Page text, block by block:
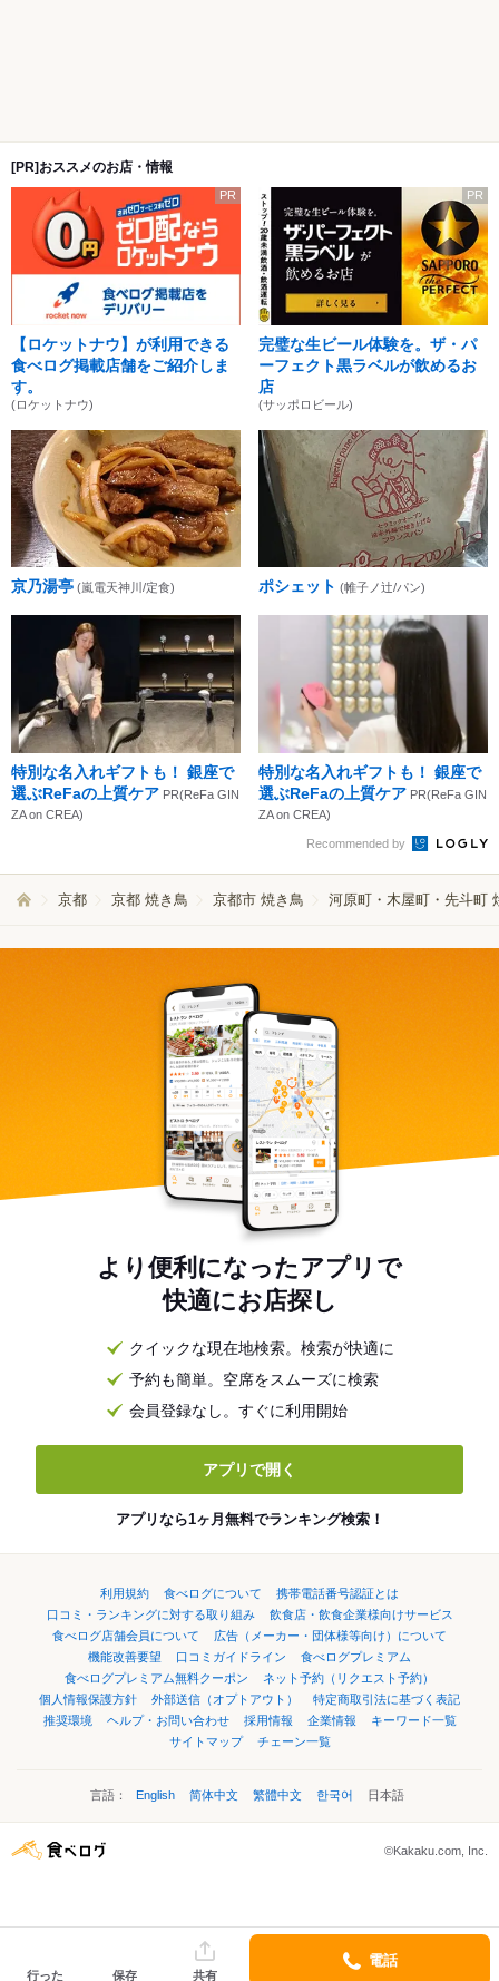
[PR]おススメのお店・情報
PR
【ロケットナウ】が利用できる
食べログ掲載店舗をご紹介しま
す。
(ロケットナウ)
PR
完璧な生ビール体験を。ザ・パ
ーフェクト黒ラベルが飲めるお
店
(サッポロビール)
京乃湯亭 (嵐電天神川/定食) ポシェット (帷子ノ辻/パン)
特別な名入れギフトも！ 銀座で
選ぶReFaの上質ケア PR(ReFa GIN
ZA on CREA)
特別な名入れギフトも！ 銀座で
選ぶReFaの上質ケア PR(ReFa GIN
ZA on CREA)
Recommended by
京都 京都 焼き鳥 京都市 焼き鳥 河原町・木屋町・先斗町
より便利になったアプリで
快適にお店探し
クイックな現在地検索。検索が快適に
予約も簡単。空席をスムーズに検索
会員登録なし。すぐに利用開始
アプリで開く
アプリなら1ヶ月無料でランキング検索！
利用規約 食べログについて
携帯電話番号認証とは
口コミ・ランキングに対する取り組み
飲食店・飲食企業様向けサービス
食べログ店舗会員について
広告（メーカー・団体様等向け）について
機能改善要望
口コミガイドライン
食べログプレミアム
食べログプレミアム無料クーポン
ネット予約（リクエスト予約）
個人情報保護方針
外部送信（オプトアウト）
特定商取引法に基づく表記
推奨環境
ヘルプ・お問い合わせ 採用情報 企業情報
キーワード一覧
サイトマップ
チェーン一覧
言語： English 简体中文 繁體中文 한국어 日本語
©Kakaku.com, Inc.
行った 保存 共有
電話